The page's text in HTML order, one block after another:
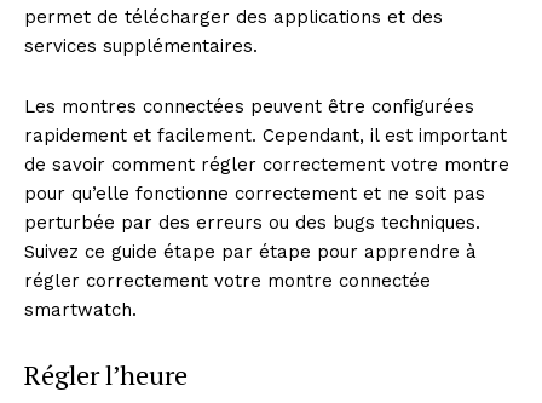
permet de télécharger des applications et des
services supplémentaires.
Les montres connectées peuvent être configurées
rapidement et facilement. Cependant, il est important
de savoir comment régler correctement votre montre
pour qu’elle fonctionne correctement et ne soit pas
perturbée par des erreurs ou des bugs techniques.
Suivez ce guide étape par étape pour apprendre à
régler correctement votre montre connectée
smartwatch.
Régler l’heure